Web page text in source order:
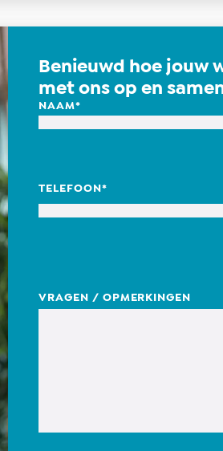
Benieuwd hoe jouw
met ons op en
NAAM*
TELEFOON *
VRAGEN / OPMERKINGEN